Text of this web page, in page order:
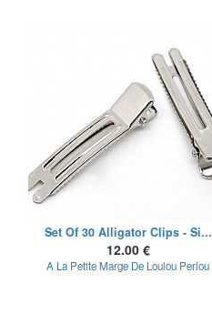
Set Of 30 Alligator Clips - Si...
12.00 €
A La Petite Marge De Loulou Perlou